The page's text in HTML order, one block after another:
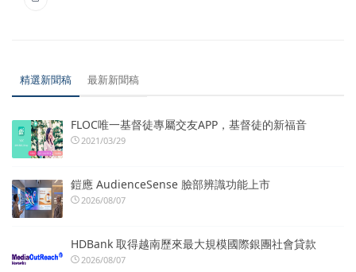
精選新聞稿 最新新聞稿
FLOC唯一基督徒專屬交友APP，基督徒的新福音
2021/03/29
鎧應 AudienceSense 臉部辨識功能上市
2026/08/07
HDBank 取得越南歷來最大規模國際銀團社會貸款
2026/08/07